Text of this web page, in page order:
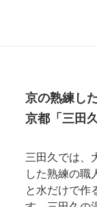
京の熟練し
京都「三田
三田久では、
した熟練の職
と水だけで作